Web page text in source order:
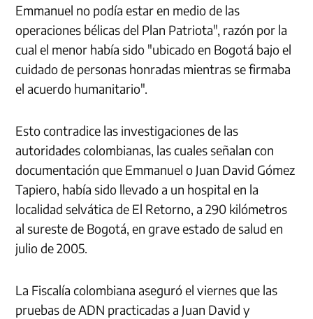
Emmanuel no podía estar en medio de las
operaciones bélicas del Plan Patriota", razón por la
cual el menor había sido "ubicado en Bogotá bajo el
cuidado de personas honradas mientras se firmaba
el acuerdo humanitario".
Esto contradice las investigaciones de las
autoridades colombianas, las cuales señalan con
documentación que Emmanuel o Juan David Gómez
Tapiero, había sido llevado a un hospital en la
localidad selvática de El Retorno, a 290 kilómetros
al sureste de Bogotá, en grave estado de salud en
julio de 2005.
La Fiscalía colombiana aseguró el viernes que las
pruebas de ADN practicadas a Juan David y